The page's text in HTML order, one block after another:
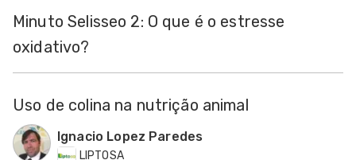
Minuto Selisseo 2: O que é o estresse
oxidativo?
Uso de colina na nutrição animal
Ignacio Lopez Paredes
LIPTOSA